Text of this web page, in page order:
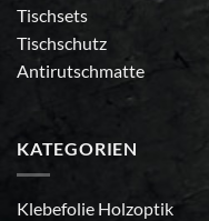
Tischsets
Tischschutz
Antirutschmatte
KATEGORIEN
Klebefolie Holzoptik